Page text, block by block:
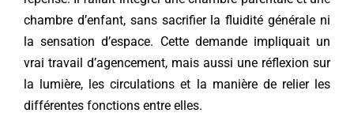
chambre d’enfant, sans sacrifier la fluidité générale ni
la sensation d’espace. Cette demande impliquait un
vrai travail d’agencement, mais aussi une réflexion sur
la lumière, les circulations et la manière de relier les
différentes fonctions entre elles.